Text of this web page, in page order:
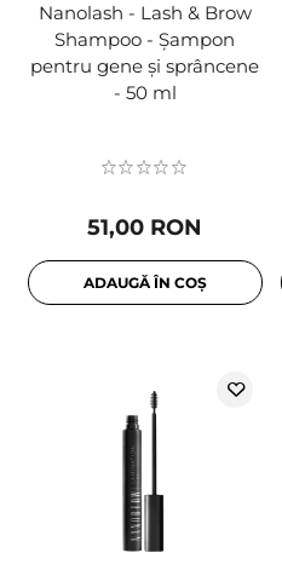
Nanolash - Lash & Brow
Shampoo - Șampon
pentru gene și sprâncene
- 50 ml
51,00 RON
ADAUGĂ ÎN COȘ